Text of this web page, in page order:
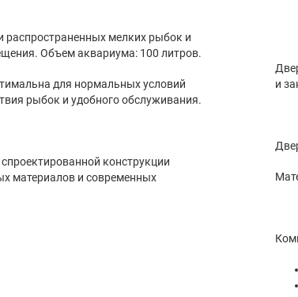
мелких рыбок и
Объем аквариума: 100 литров.
для нормальных условий
рыбок и удобного обслуживания.
конструкции
материалов и современных
Дверки